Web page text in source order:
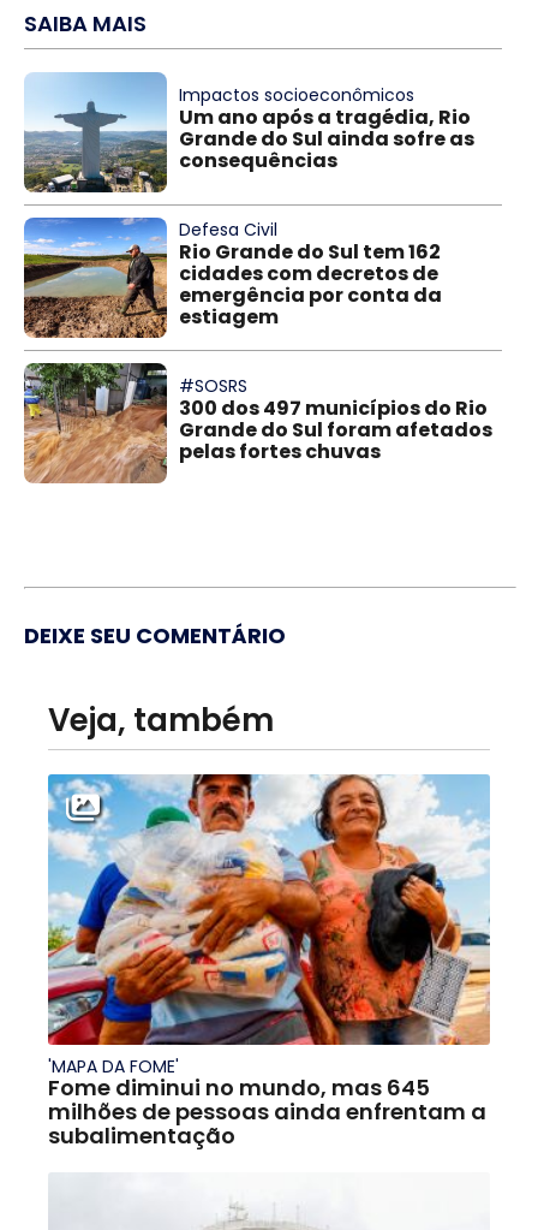
SAIBA MAIS
Impactos socioeconômicos
Um ano após a tragédia, Rio
Grande do Sul ainda sofre as
consequências
Defesa Civil
Rio Grande do Sul tem 162
cidades com decretos de
emergência por conta da
estiagem
#SOSRS
300 dos 497 municípios do Rio
Grande do Sul foram afetados
pelas fortes chuvas
DEIXE SEU COMENTÁRIO
Veja, também
'MAPA DA FOME'
Fome diminui no mundo, mas 645
milhões de pessoas ainda enfrentam a
subalimentação